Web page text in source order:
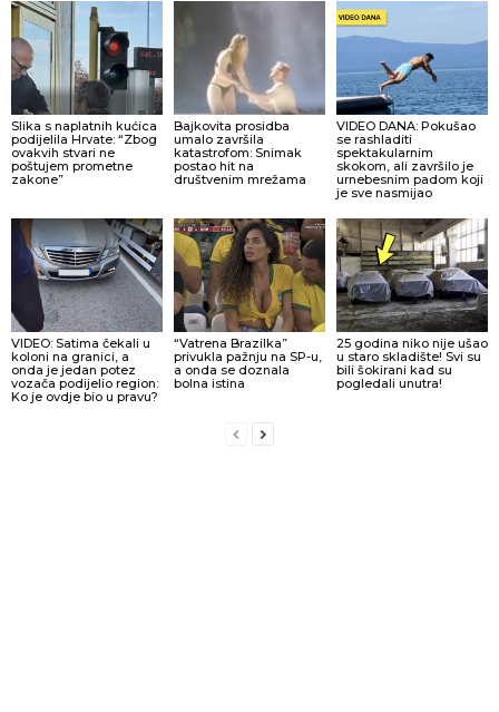
Slika s naplatnih kućica
podijelila Hrvate: “Zbog
ovakvih stvari ne
poštujem prometne
zakone”
Bajkovita prosidba
umalo završila
katastrofom: Snimak
postao hit na
društvenim mrežama
VIDEO DANA: Pokušao
se rashladiti
spektakularnim
skokom, ali završilo je
urnebesnim padom koji
je sve nasmijao
VIDEO: Satima čekali u
koloni na granici, a
onda je jedan potez
vozača podijelio region:
Ko je ovdje bio u pravu?
“Vatrena Brazilka”
privukla pažnju na SP-u,
a onda se doznala
bolna istina
25 godina niko nije ušao
u staro skladište! Svi su
bili šokirani kad su
pogledali unutra!